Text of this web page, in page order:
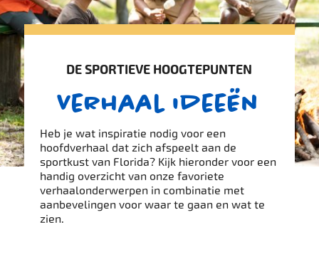
DE SPORTIEVE HOOGTEPUNTEN
Verhaal ideeën
Heb je wat inspiratie nodig voor een
hoofdverhaal dat zich afspeelt aan de
sportkust van Florida? Kijk hieronder voor een
handig overzicht van onze favoriete
verhaalonderwerpen in combinatie met
aanbevelingen voor waar te gaan en wat te
zien.